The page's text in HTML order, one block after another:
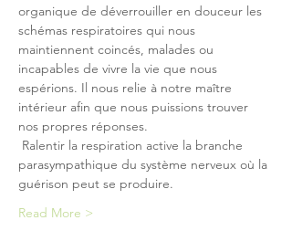
organique de déverrouiller en douceur les
schémas respiratoires qui nous
maintiennent coincés, malades ou
incapables de vivre la vie que nous
espérions. Il nous relie à notre maître
intérieur afin que nous puissions trouver
nos propres réponses.
parasympathique du système nerveux où la
guérison peut se produire.
Read More >